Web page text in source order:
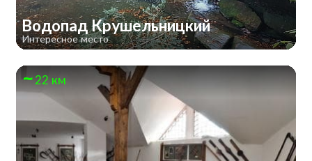
Водопад Крушельницкий
Интересное место
22 км